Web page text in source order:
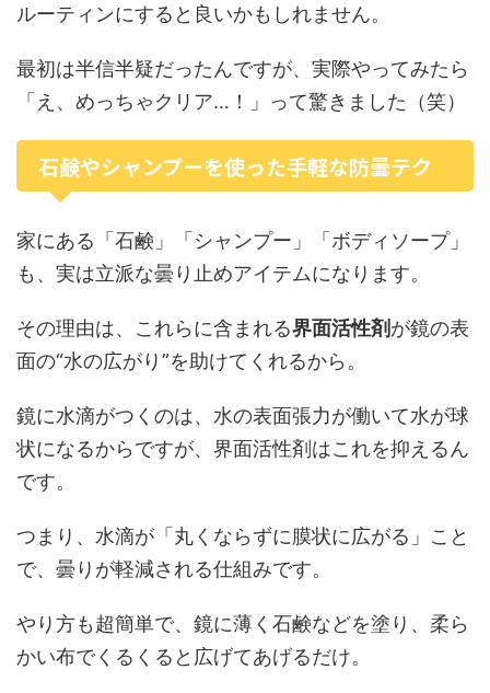
ルーティンにすると良いかもしれません。
最初は半信半疑だったんですが、実際やってみたら
「え、めっちゃクリア…！」って驚きました（笑）
石鹸やシャンプーを使った手軽な防曇テク
家にある「石鹸」「シャンプー」「ボディソープ」
も、実は立派な曇り止めアイテムになります。
その理由は、これらに含まれる界面活性剤が鏡の表
面の“水の広がり”を助けてくれるから。
鏡に水滴がつくのは、水の表面張力が働いて水が球
状になるからですが、界面活性剤はこれを抑えるん
です。
つまり、水滴が「丸くならずに膜状に広がる」こと
で、曇りが軽減される仕組みです。
やり方も超簡単で、鏡に薄く石鹸などを塗り、柔ら
かい布でくるくると広げてあげるだけ。